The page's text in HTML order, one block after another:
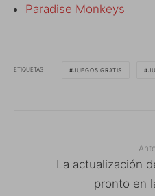
Paradise Monkeys
ETIQUETAS JUEGOS GRATIS
La actualización
pronto en